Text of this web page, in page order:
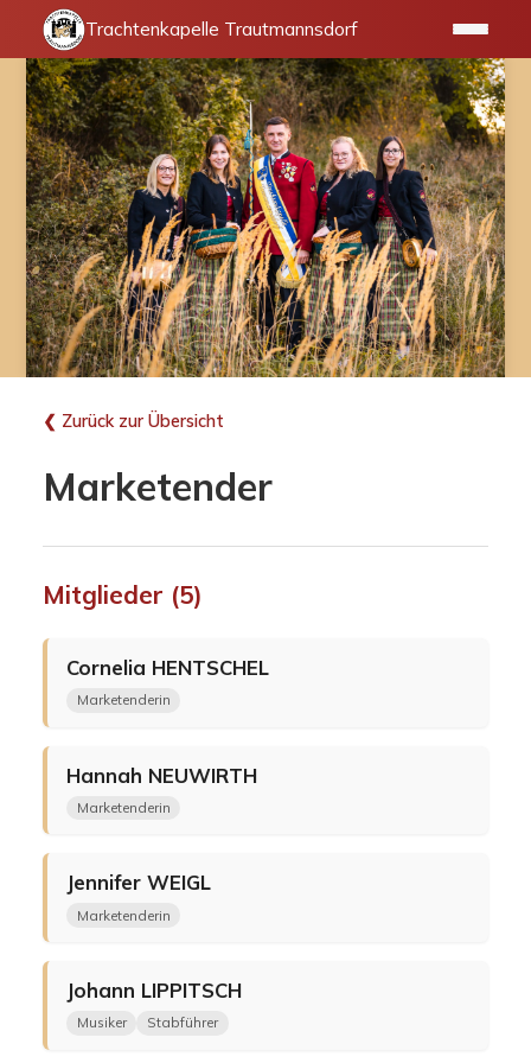
Trachtenkapelle Trautmannsdorf
❮ Zurück zur Übersicht
Marketender
Mitglieder (5)
Cornelia HENTSCHEL
Marketenderin
Hannah NEUWIRTH
Marketenderin
Jennifer WEIGL
Marketenderin
Johann LIPPITSCH
Musiker Stabführer